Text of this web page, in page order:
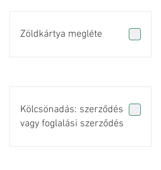
Zöldkártya megléte
Kölcsönadás: szerződés
vagy foglalási szerződés